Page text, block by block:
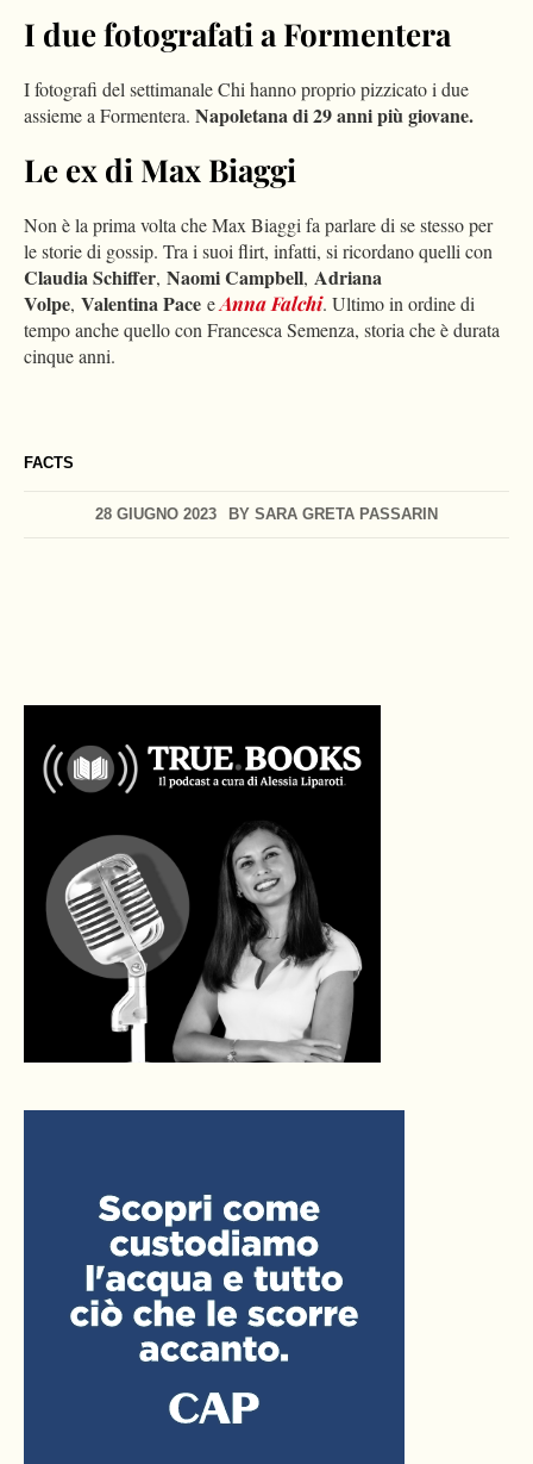
FACTS
28 GIUGNO 2023 BY SARA GRETA PASSARIN
I due fotografati a Formentera
I fotografi del settimanale Chi hanno proprio pizzicato i due
assieme a Formentera. Napoletana di 29 anni più giovane.
Le ex di Max Biaggi
Non è la prima volta che Max Biaggi fa parlare di se stesso per
le storie di gossip. Tra i suoi flirt, infatti, si ricordano quelli con
Claudia Schiffer, Naomi Campbell, Adriana
Volpe, Valentina Pace eAnna Falchi. Ultimo in ordine di
tempo anche quello con Francesca Semenza, storia che è durata
cinque anni.